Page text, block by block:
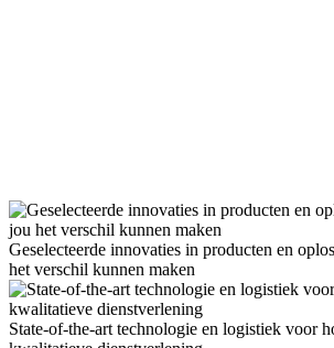
Geselecteerde innovaties in producten en
het verschil kunnen maken
State-of-the-art technologie en logistiek voor